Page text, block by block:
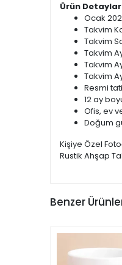
Ürün
Ocak
Takvim
Takvim
Takvim
Takvim
Takvim
Resmi
12 ay
Ofis, ev
Doğum
Kişiye Özel
Rustik Ahşap
Benzer